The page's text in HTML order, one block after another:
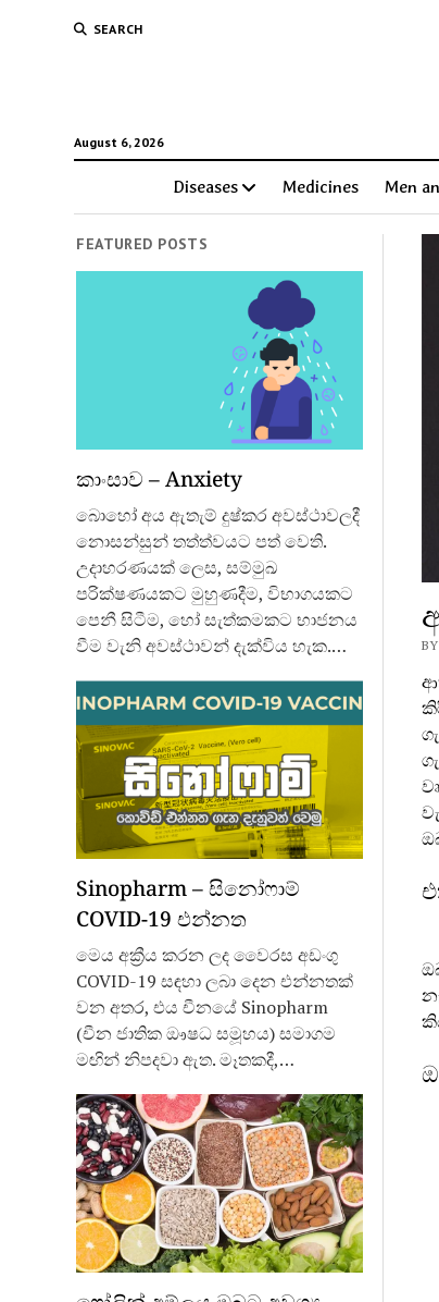
SEARCH
August 6, 2026
Diseases Medicines Men
FEATURED POSTS
කාංසාව – Anxiety
බොහෝ අය ඇතැම් දුෂ්කර අවස්ථාවලදී
නොසන්සුන් තත්ත්වයට පත් වෙති.
උදාහරණයක් ලෙස, සම්මුඛ
පරික්ෂණයකට මුහුණදීම, විභාගයකට
පෙනී සිටීම, හෝ සැත්කමකට භාජනය
වීම වැනි අවස්ථාවන් දැක්විය හැක.…
Sinopharm – සිනෝෆාම්
COVID-19 එන්නත
මෙය අක්‍රීය කරන ලද වෛරස අඩංගු
COVID-19 සඳහා ලබා දෙන එන්නතක්
වන අතර, එය චීනයේ Sinopharm
(චීන ජාතික ඖෂධ සමූහය) සමාගම
මඟින් නිපදවා ඇත. මෑතකදී,…